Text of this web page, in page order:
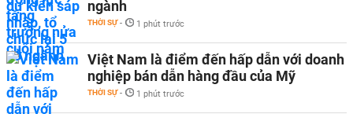
ngành
THỜI SỰ - 1 phút trước
Việt Nam là điểm đến hấp dẫn với doanh
nghiệp bán dẫn hàng đầu của Mỹ
THỜI SỰ - 1 phút trước